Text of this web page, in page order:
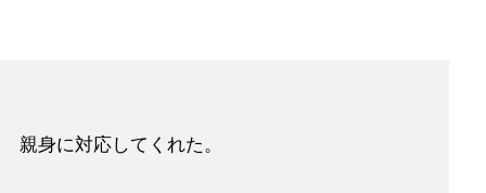
親身に対応してくれた。